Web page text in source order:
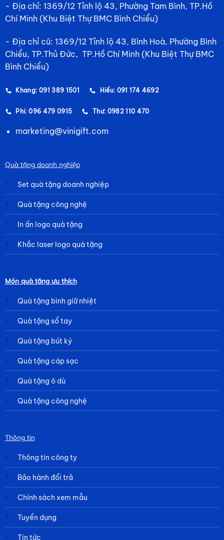
- Địa chỉ: 1369/12 Tỉnh lộ 43, Phường Tam Bình, TP.Hồ
Chí Minh (Khu Biệt Thự BMC Bình Chiểu)
- Địa chỉ cũ: 1369/12 Tỉnh lộ 43, Bình Hoà, Phường Bình
Chiểu, TP.Thủ Đức, TP.Hồ Chí Minh (Khu Biệt Thự BMC
Bình Chiểu)
Khang: 091 389 1501 Hiếu: 091 174 4692
Phi: 096 479 0915 Thư: 0982 110 470
marketing@vinigift.com
Quà tặng doanh nghiệp
Set quà tặng doanh nghiệp
Quà tặng công nghệ
In ấn logo quà tặng
Khắc laser logo quà tặng
Món quà tặng ưu thích
Quà tặng bình giữ nhiệt
Quà tặng sổ tay
Quà tặng bút ký
Quà tặng cáp sạc
Quà tặng ô dù
Quà tặng công nghệ
Thông tin
Thông tin công ty
Bảo hành đổi trả
Chính sách xem mẫu
Tuyển dụng
Tin tức